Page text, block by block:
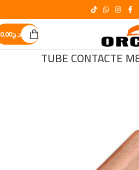
د.ج0.00
TUBE CONTACTE